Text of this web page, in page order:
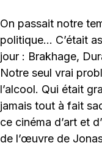
On passait notre
politique… C’était
jour : Brakhage,
Notre seul vrai
l’alcool. Qui était
jamais tout à fait
ce cinéma d’art et
de l’œuvre de